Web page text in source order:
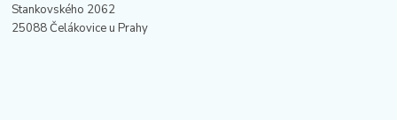
Stankovského 2062
25088 Čelákovice u Prahy